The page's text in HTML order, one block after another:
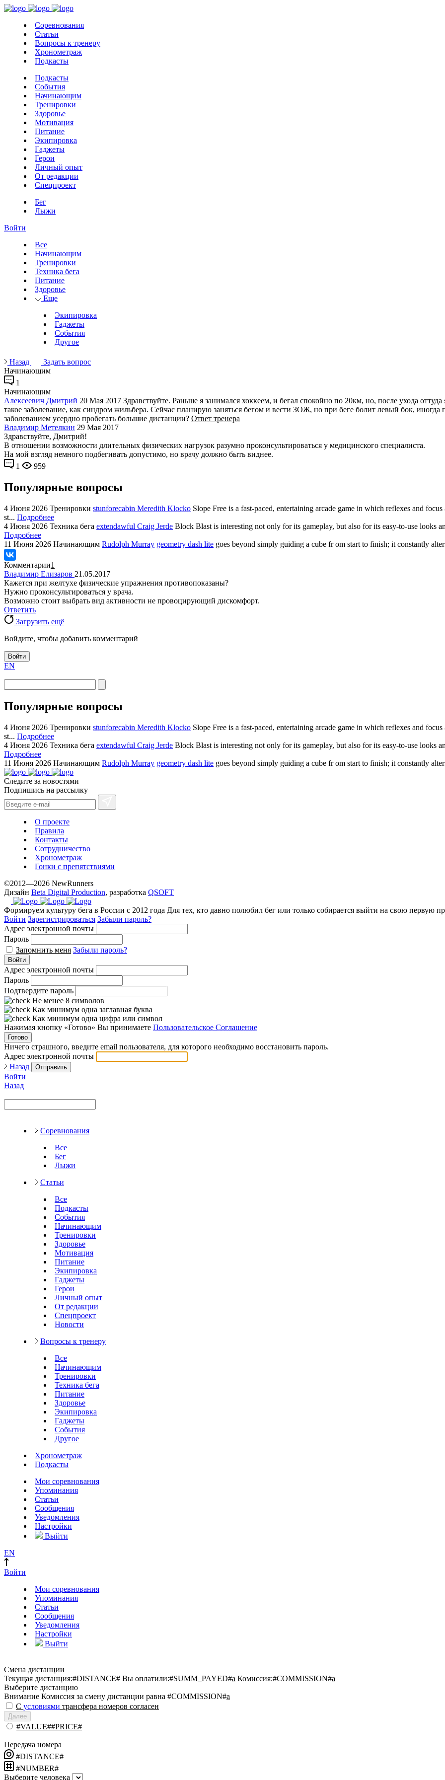
Соревнования
Статьи
Вопросы к тренеру
Хронометраж
Подкасты
Подкасты
События
Начинающим
Тренировки
Здоровье
Мотивация
Питание
Экипировка
Гаджеты
Герои
Личный опыт
От редакции
Спецпроект
Бег
Лыжи
Войти
Все
Начинающим
Тренировки
Техника бега
Питание
Здоровье
Еще
Экипировка
Гаджеты
События
Другое
Назад
Задать вопрос
Начинающим
1
Начинающим
Алексеевич Дмитрий 20 Мая 2017 Здравствуйте. Раньше я занимался хоккеем, и бегал спокойно по 20км, но, после ухода
такое заболевание, как синдром жильбера. Сейчас планирую заняться бегом и вести ЗОЖ, но при беге болит левый бок,
заболеванием усердно пробегать большие дистанции? Ответ тренера
Владимир Метелкин 29 Мая 2017
Здравствуйте, Дмитрий!
В отношении возможности длительных физических нагрузок разумно проконсультироваться у медицинского специалиста.
На мой взгляд немного подбегивать допустимо, но врачу должно быть виднее.
1
959
Популярные вопросы
4 Июня 2026 Тренировки stunforecabin Meredith Klocko Slope Free is a fast-paced, entertaining arcade game in which reflexes and
st... Подробнее
4 Июня 2026 Техника бега extendawful Craig Jerde Block Blast is interesting not only for its gameplay, but also for its easy-to-use looks
Подробнее
11 Июня 2026 Начинающим Rudolph Murray geometry dash lite goes beyond simply guiding a cube fr om start to finish; it constantly
Комментарии1
Владимир Елизаров 21.05.2017
Кажется при желтухе физические упражнения противопоказаны?
Нужно проконсультироваться у врача.
Возможно стоит выбрать вид активности не провоцирующий дискомфорт.
Ответить
Загрузить ещё
Войдите, чтобы добавить комментарий
Войти
EN
Популярные вопросы
4 Июня 2026 Тренировки stunforecabin Meredith Klocko Slope Free is a fast-paced, entertaining arcade game in which reflexes and
st... Подробнее
4 Июня 2026 Техника бега extendawful Craig Jerde Block Blast is interesting not only for its gameplay, but also for its easy-to-use looks
Подробнее
11 Июня 2026 Начинающим Rudolph Murray geometry dash lite goes beyond simply guiding a cube fr om start to finish; it constantly
Следите за новостями
Подпишись на рассылку
О проекте
Правила
Контакты
Сотрудничество
Хронометраж
Гонки с препятствиями
©2012—2026 NewRunners
Дизайн Beta Digital Production, разработка QSOFT
Формируем культуру бега в России с 2012 года Для тех, кто давно полюбил бег или только собирается выйти на свою первую
Войти Зарегистрироваться Забыли пароль?
Адрес электронной почты
Пароль
Запомнить меня Забыли пароль?
Войти
Адрес электронной почты
Пароль
Подтвердите пароль
Не менее 8 символов
Как минимум одна заглавная буква
Как минимум одна цифра или символ
Нажимая кнопку «Готово» Вы принимаете Пользовательское Соглашение
Готово
Ничего страшного, введите email пользователя, для которого необходимо восстановить пароль.
Адрес электронной почты
Назад
Отправить
Войти
Назад
Соревнования
Все
Бег
Лыжи
Статьи
Все
Подкасты
События
Начинающим
Тренировки
Здоровье
Мотивация
Питание
Экипировка
Гаджеты
Герои
Личный опыт
От редакции
Спецпроект
Новости
Вопросы к тренеру
Все
Начинающим
Тренировки
Техника бега
Питание
Здоровье
Экипировка
Гаджеты
События
Другое
Хронометраж
Подкасты
Мои соревнования
Упоминания
Статьи
Сообщения
Уведомления
Настройки
Выйти
EN
Войти
Мои соревнования
Упоминания
Статьи
Сообщения
Уведомления
Настройки
Выйти
Смена дистанции
Текущая дистанция:#DISTANCE# Вы оплатили:#SUMM_PAYED#a Комиссия:#COMMISSION#a
Выберите дистанцию
Внимание Комиссия за смену дистанции равна #COMMISSION#a
С условиями трансфера номеров согласен
Далее
#VALUE##PRICE#
Передача номера
#DISTANCE#
#NUMBER#
Выберите человека